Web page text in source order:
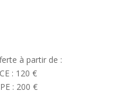
à partir de :
: 120 €
: 200 €